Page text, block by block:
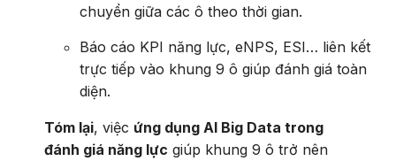
chuyển giữa các ô theo thời gian.
Báo cáo KPI năng lực, eNPS, ESI… liên kết
trực tiếp vào khung 9 ô giúp đánh giá toàn
diện.
Tóm lại, việc ứng dụng AI Big Data trong
đánh giá năng lực giúp khung 9 ô trở nên